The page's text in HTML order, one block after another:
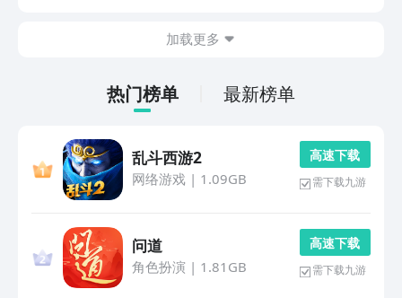
加载更多
热门榜单 最新榜单
乱斗西游2
网络游戏| 1.09GB
高 速 下 载
需下载九游
问道
角色扮演 | 1.81GB
高 速 下 载
需下载九游